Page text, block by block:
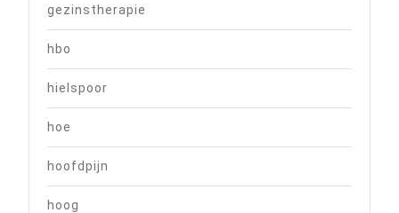
gezinstherapie
hbo
hielspoor
hoe
hoofdpijn
hoog